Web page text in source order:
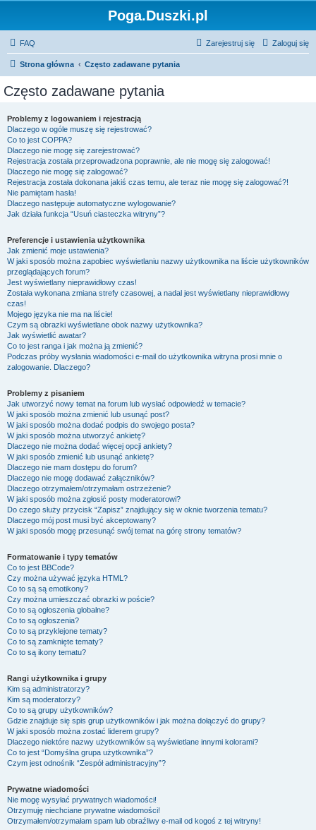
Poga.Duszki.pl
FAQ Zaloguj się
Zarejestruj się
Strona główna Często zadawane pytania
Często zadawane pytania
Problemy z logowaniem i rejestracją
Dlaczego w ogóle muszę się rejestrować?
Co to jest COPPA?
Dlaczego nie mogę się zarejestrować?
Rejestracja została przeprowadzona poprawnie, ale nie mogę się zalogować!
Dlaczego nie mogę się zalogować?
Rejestracja została dokonana jakiś czas temu, ale teraz nie mogę się zalogować?!
Nie pamiętam hasła!
Dlaczego następuje automatyczne wylogowanie?
Jak działa funkcja “Usuń ciasteczka witryny”?
Preferencje i ustawienia użytkownika
Jak zmienić moje ustawienia?
W jaki sposób można zapobiec wyświetlaniu nazwy użytkownika na liście użytkowników
przeglądających forum?
Jest wyświetlany nieprawidłowy czas!
Została wykonana zmiana strefy czasowej, a nadal jest wyświetlany nieprawidłowy
czas!
Mojego języka nie ma na liście!
Czym są obrazki wyświetlane obok nazwy użytkownika?
Jak wyświetlić awatar?
Co to jest ranga i jak można ją zmienić?
Podczas próby wysłania wiadomości e-mail do użytkownika witryna prosi mnie o
zalogowanie. Dlaczego?
Problemy z pisaniem
Jak utworzyć nowy temat na forum lub wysłać odpowiedź w temacie?
W jaki sposób można zmienić lub usunąć post?
W jaki sposób można dodać podpis do swojego posta?
W jaki sposób można utworzyć ankietę?
Dlaczego nie można dodać więcej opcji ankiety?
W jaki sposób zmienić lub usunąć ankietę?
Dlaczego nie mam dostępu do forum?
Dlaczego nie mogę dodawać załączników?
Dlaczego otrzymałem/otrzymałam ostrzeżenie?
W jaki sposób można zgłosić posty moderatorowi?
Do czego służy przycisk “Zapisz” znajdujący się w oknie tworzenia tematu?
Dlaczego mój post musi być akceptowany?
W jaki sposób mogę przesunąć swój temat na górę strony tematów?
Formatowanie i typy tematów
Co to jest BBCode?
Czy można używać języka HTML?
Co to są są emotikony?
Czy można umieszczać obrazki w poście?
Co to są ogłoszenia globalne?
Co to są ogłoszenia?
Co to są przyklejone tematy?
Co to są zamknięte tematy?
Co to są ikony tematu?
Rangi użytkownika i grupy
Kim są administratorzy?
Kim są moderatorzy?
Co to są grupy użytkowników?
Gdzie znajduje się spis grup użytkowników i jak można dołączyć do grupy?
W jaki sposób można zostać liderem grupy?
Dlaczego niektóre nazwy użytkowników są wyświetlane innymi kolorami?
Co to jest “Domyślna grupa użytkownika”?
Czym jest odnośnik “Zespół administracyjny”?
Prywatne wiadomości
Nie mogę wysyłać prywatnych wiadomości!
Otrzymuję niechciane prywatne wiadomości!
Otrzymałem/otrzymałam spam lub obraźliwy e-mail od kogoś z tej witryny!